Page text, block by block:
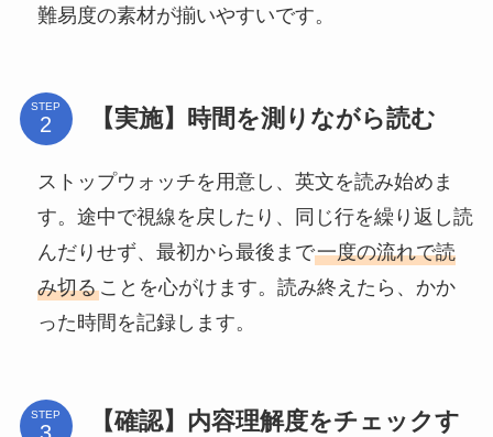
難易度の素材が揃いやすいです。
STEP 【実施】時間を測りながら読む
ストップウォッチを用意し、英文を読み始めま
す。途中で視線を戻したり、同じ行を繰り返し読
んだりせず、最初から最後まで一度の流れで読
み切ることを心がけます。読み終えたら、かか
った時間を記録します。
STEP
【確認】内容理解度をチェックす